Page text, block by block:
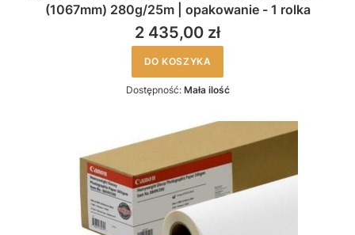
(1067mm) 280g/25m | opakowanie - 1 rolka
2 435,00 zł
DO KOSZYKA
Dostępność: Mała ilość